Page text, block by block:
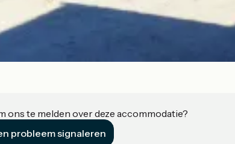
ons te melden over deze accommodatie?
probleem signaleren